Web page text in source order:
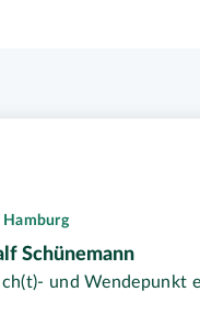
Hamburg
Schünemann
und Wendepunkt